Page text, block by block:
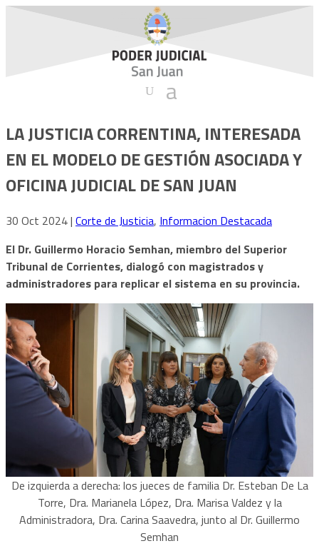
LA JUSTICIA CORRENTINA, INTERESADA
EN EL MODELO DE GESTIÓN ASOCIADA Y
OFICINA JUDICIAL DE SAN JUAN
30 Oct 2024| Corte de Justicia, Informacion Destacada
El Dr. Guillermo Horacio Semhan, miembro del Superior
Tribunal de Corrientes, dialogó con magistrados y
administradores para replicar el sistema en su provincia.
De izquierda a derecha: los jueces de familia Dr. Esteban De La
Torre, Dra. Marianela López, Dra. Marisa Valdez y la
Administradora, Dra. Carina Saavedra, junto al Dr. Guillermo
Semhan